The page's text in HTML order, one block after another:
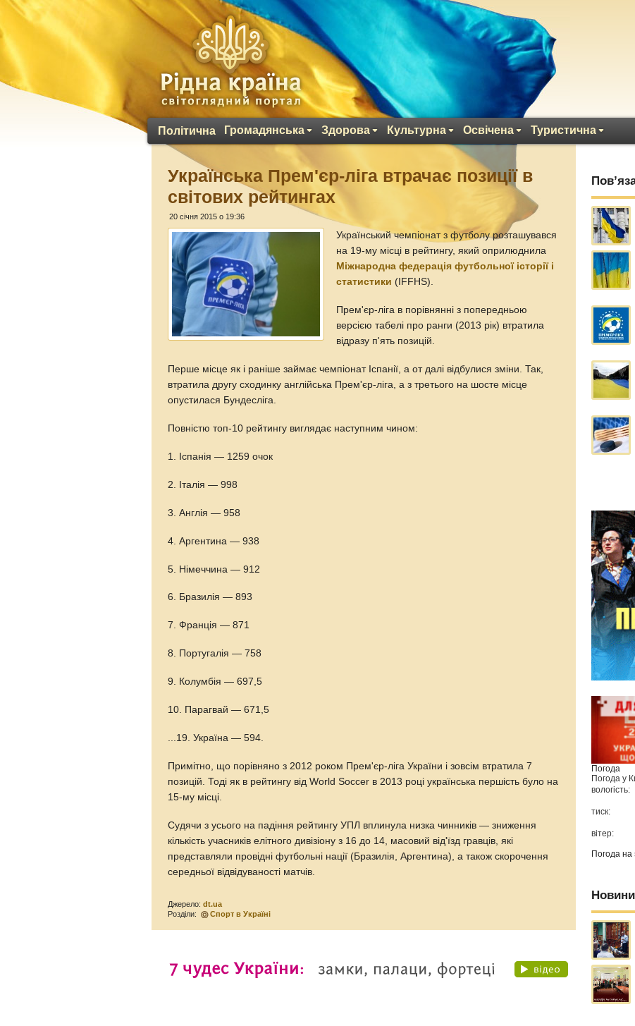
Політична Громадянська Здорова Культурна Освічена Туристична
Українська Прем'єр-ліга втрачає позиції в
світових рейтингах
20 січня 2015 о 19:36
Український чемпіонат з футболу розташувався
на 19-му місці в рейтингу, який оприлюднила
Міжнародна федерація футбольної історії і
статистики (IFFHS).
Прем'єр-ліга в порівнянні з попередньою
версією табелі про ранги (2013 рік) втратила
відразу п'ять позицій.
Перше місце як і раніше займає чемпіонат Іспанії, а от далі відбулися зміни. Так,
втратила другу сходинку англійська Прем'єр-ліга, а з третього на шосте місце
опустилася Бундесліга.
Повністю топ-10 рейтингу виглядає наступним чином:
1. Іспанія — 1259 очок
2. Італія — 998
3. Англія — 958
4. Аргентина — 938
5. Німеччина — 912
6. Бразилія — 893
7. Франція — 871
8. Португалія — 758
9. Колумбія — 697,5
10. Парагвай — 671,5
...19. Україна — 594.
Примітно, що порівняно з 2012 роком Прем'єр-ліга України і зовсім втратила 7
позицій. Тоді як в рейтингу від World Soccer в 2013 році українська першість було на
15-му місці.
Судячи з усього на падіння рейтингу УПЛ вплинула низка чинників — зниження
кількість учасників елітного дивізіону з 16 до 14, масовий від'їзд гравців, які
представляли провідні футбольні нації (Бразилія, Аргентина), а також скорочення
середньої відвідуваності матчів.
Джерело:dt.ua
Розділи:
Спорт в Україні
Погода
Погода у
вологість:
тиск:
вітер:
Погода на
Новини